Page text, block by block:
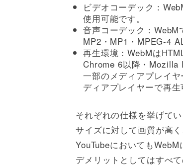
ビデオコーデック：
使用可能です。
音声コーデック：WebM
MP2・MP1・MPEG-4
再生環境：WebMは
Chrome 6以降・Mozilla
一部のメディアプレイ
ディアプレイヤーで再生
それぞれの仕様を挙げて
サイズに対して画質が高
YouTubeにおいても
デメリットとしてはすべ